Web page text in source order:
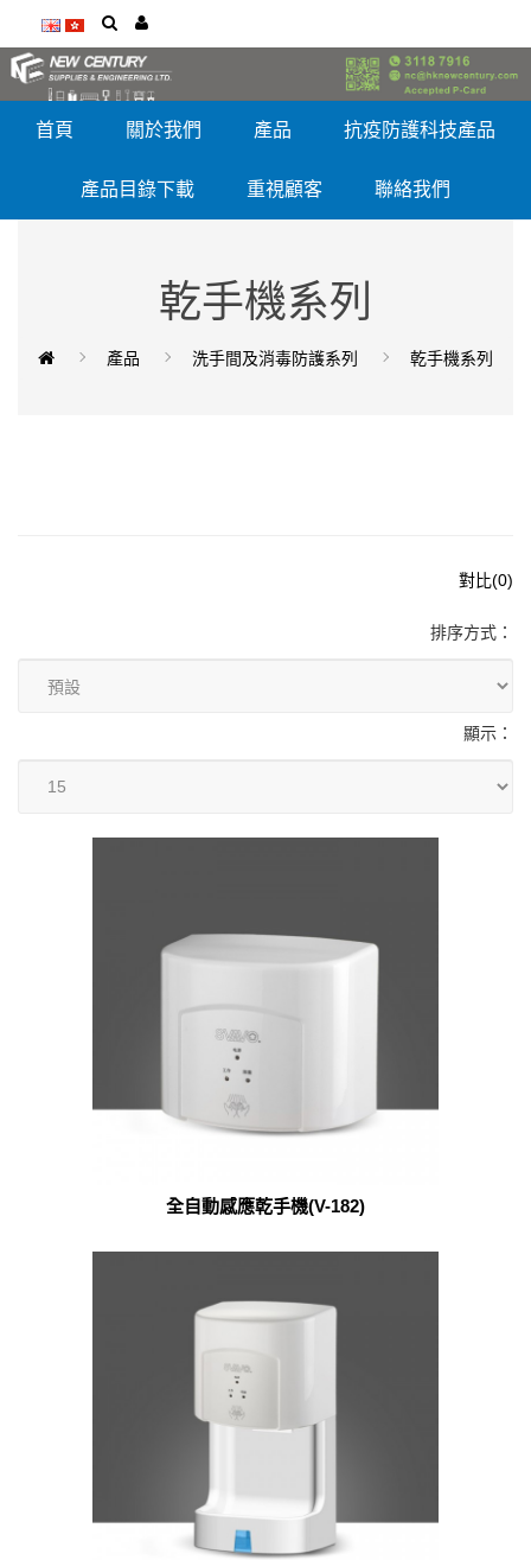
首頁 關於我們 產品 抗疫防護科技產品
產品目錄下載 重視顧客 聯絡我們
乾手機系列
產品 洗手間及消毒防護系列 乾手機系列
對比(0)
排序方式：
顯示：
全自動感應乾手機(V-182)